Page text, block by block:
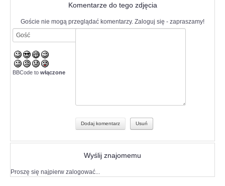
Komentarze do tego zdjęcia
Goście nie mogą przeglądać komentarzy. Zaloguj się - zapraszamy!
BBCode to włączone
Wyślij znajomemu
Proszę się najpierw zalogować...